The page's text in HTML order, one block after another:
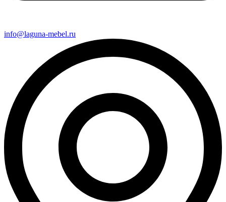
info@laguna-mebel.ru